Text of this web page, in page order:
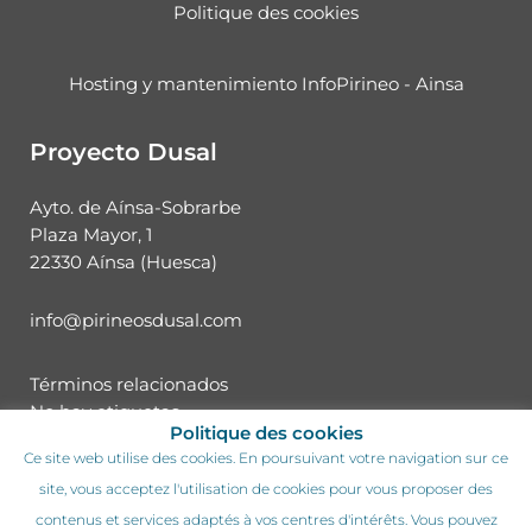
Politique des cookies
Hosting y mantenimiento InfoPirineo - Ainsa
Proyecto Dusal
Ayto. de Aínsa-Sobrarbe
Plaza Mayor, 1
22330 Aínsa (Huesca)
info@pirineosdusal.com
Términos relacionados
No hay etiquetas.
Politique des cookies
Ce site web utilise des cookies. En poursuivant votre navigation sur ce
site, vous acceptez l'utilisation de cookies pour vous proposer des
contenus et services adaptés à vos centres d'intérêts. Vous pouvez